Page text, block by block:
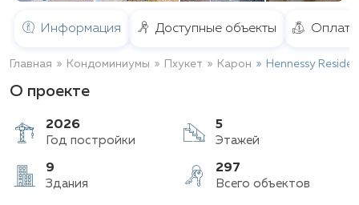
Информация Доступные объекты Оплата
Главная Кондоминиумы Пхукет Карон Hennessy
О проекте
2026 5